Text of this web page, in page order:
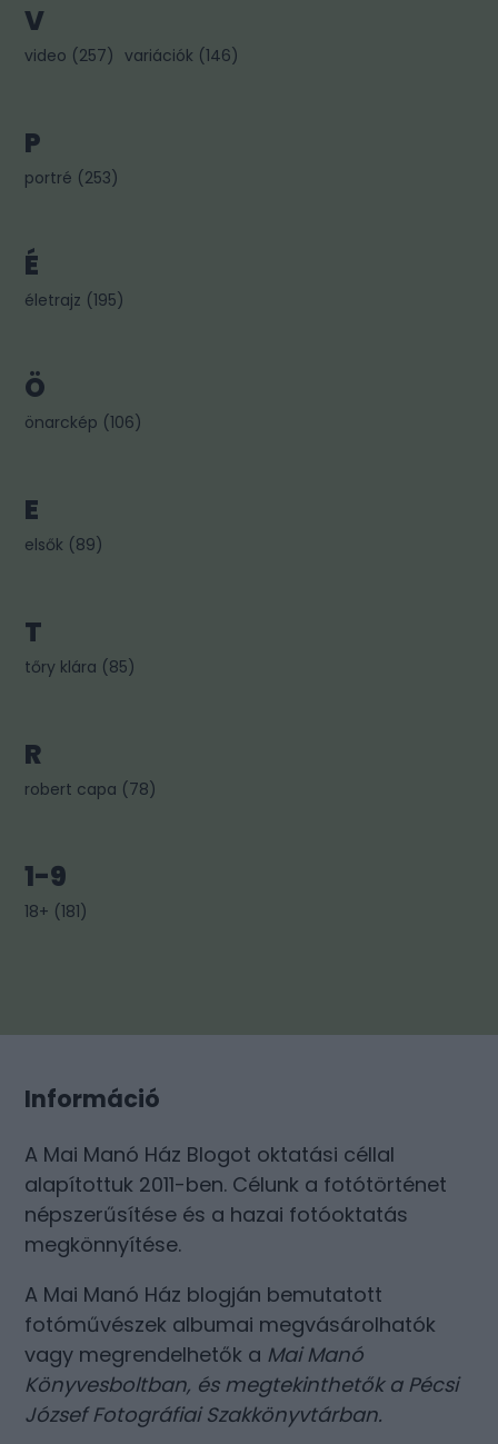
V
video (257) variációk (146)
P
portré (253)
É
életrajz (195)
Ö
önarckép (106)
E
elsők (89)
T
tőry klára (85)
R
robert capa (78)
1-9
18+ (181)
Információ
A Mai Manó Ház Blogot oktatási céllal
alapítottuk 2011-ben. Célunk a fotótörténet
népszerűsítése és a hazai fotóoktatás
megkönnyítése.
A Mai Manó Ház blogján bemutatott
fotóművészek albumai megvásárolhatók
vagy megrendelhetők a Mai Manó
Könyvesboltban, és megtekinthetők a Pécsi
József Fotográfiai Szakkönyvtárban.